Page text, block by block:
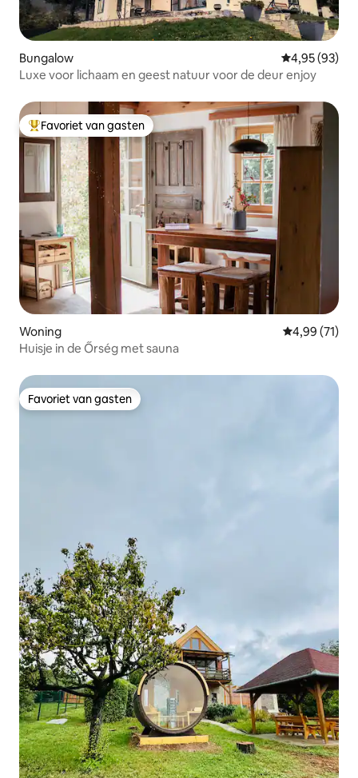
Bungalow Gemiddelde
4,95 (93)
Luxe voor lichaam en geest natuur voor de deur enjoy
Topfavoriet van gasten
Favoriet van gasten
Woning Gemiddelde
4,99 (71)
Huisje in de Őrség met sauna
Favoriet van gasten
Favoriet van gasten